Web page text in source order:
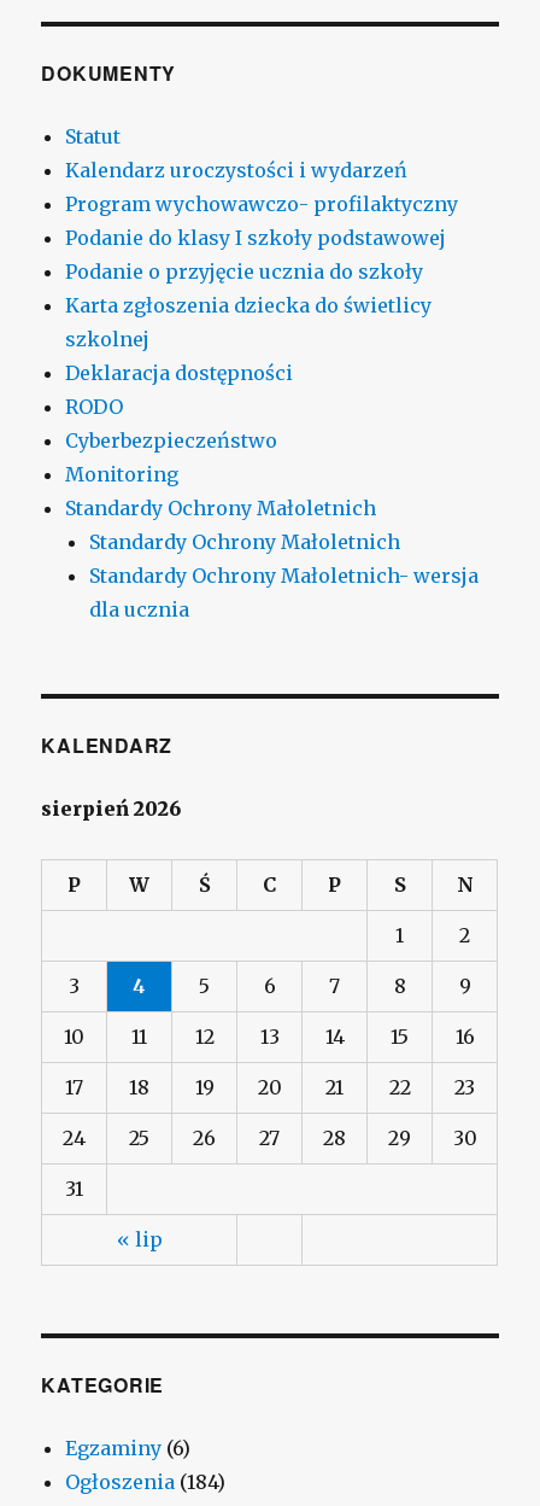
DOKUMENTY
Statut
Kalendarz uroczystości i wydarzeń
Program wychowawczo- profilaktyczny
Podanie do klasy I szkoły podstawowej
Podanie o przyjęcie ucznia do szkoły
Karta zgłoszenia dziecka do świetlicy
szkolnej
Deklaracja dostępności
RODO
Cyberbezpieczeństwo
Monitoring
Standardy Ochrony Małoletnich
Standardy Ochrony Małoletnich
Standardy Ochrony Małoletnich- wersja
dla ucznia
KALENDARZ
sierpień 2026
P W Ś C P S N
« lip
1 2
3 4 5 6 7 8 9
10 11 12 13 14 15 16
17 18 19 20 21 22 23
24 25 26 27 28 29 30
31
KATEGORIE
Egzaminy (6)
Ogłoszenia (184)